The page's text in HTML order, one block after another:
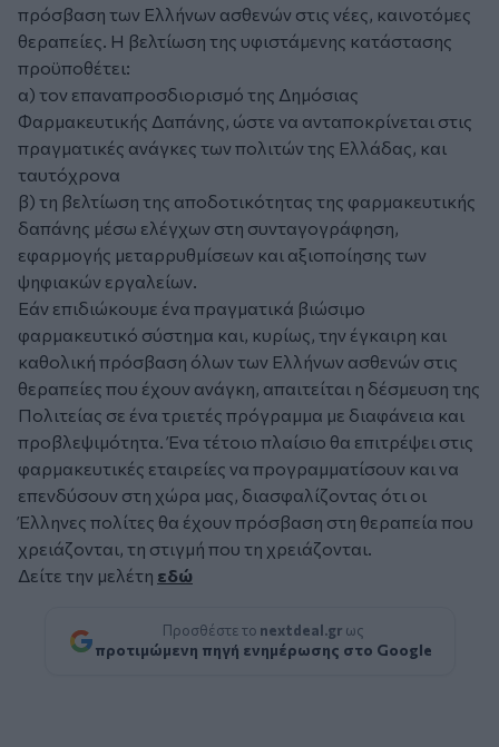
πρόσβαση των Ελλήνων ασθενών στις νέες, καινοτόμες
θεραπείες. Η βελτίωση της υφιστάμενης κατάστασης
προϋποθέτει:
α) τον επαναπροσδιορισμό της Δημόσιας
Φαρμακευτικής Δαπάνης, ώστε να ανταποκρίνεται στις
πραγματικές ανάγκες των πολιτών της Ελλάδας, και
ταυτόχρονα
β) τη βελτίωση της αποδοτικότητας της φαρμακευτικής
δαπάνης μέσω ελέγχων στη συνταγογράφηση,
εφαρμογής μεταρρυθμίσεων και αξιοποίησης των
ψηφιακών εργαλείων.
Εάν επιδιώκουμε ένα πραγματικά βιώσιμο
φαρμακευτικό σύστημα και, κυρίως, την έγκαιρη και
καθολική πρόσβαση όλων των Ελλήνων ασθενών στις
θεραπείες που έχουν ανάγκη, απαιτείται η δέσμευση της
Πολιτείας σε ένα τριετές πρόγραμμα με διαφάνεια και
προβλεψιμότητα. Ένα τέτοιο πλαίσιο θα επιτρέψει στις
φαρμακευτικές εταιρείες να προγραμματίσουν και να
επενδύσουν στη χώρα μας, διασφαλίζοντας ότι οι
Έλληνες πολίτες θα έχουν πρόσβαση στη θεραπεία που
χρειάζονται, τη στιγμή που τη χρειάζονται.
Δείτε την μελέτη εδώ
Προσθέστε το nextdeal.gr ως
προτιμώμενη πηγή ενημέρωσης στο Google